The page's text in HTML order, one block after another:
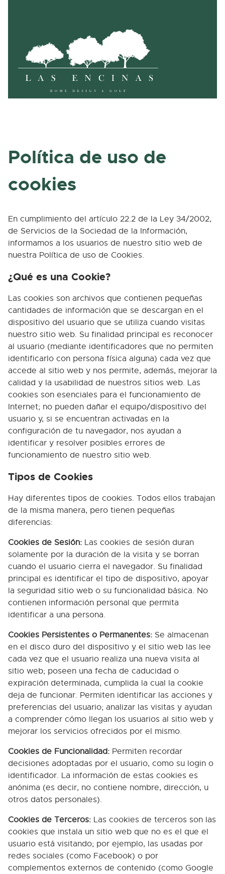
Política de uso de
cookies
En cumplimiento del artículo 22.2 de la Ley 34/2002,
de Servicios de la Sociedad de la Información,
informamos a los usuarios de nuestro sitio web de
nuestra Política de uso de Cookies.
¿Qué es una Cookie?
Las cookies son archivos que contienen pequeñas
cantidades de información que se descargan en el
dispositivo del usuario que se utiliza cuando visitas
nuestro sitio web. Su finalidad principal es reconocer
al usuario (mediante identificadores que no permiten
identificarlo con persona física alguna) cada vez que
accede al sitio web y nos permite, además, mejorar la
calidad y la usabilidad de nuestros sitios web. Las
cookies son esenciales para el funcionamiento de
Internet; no pueden dañar el equipo/dispositivo del
usuario y, si se encuentran activadas en la
configuración de tu navegador, nos ayudan a
identificar y resolver posibles errores de
funcionamiento de nuestro sitio web.
Tipos de Cookies
Hay diferentes tipos de cookies. Todos ellos trabajan
de la misma manera, pero tienen pequeñas
diferencias:
Cookies de Sesión: Las cookies de sesión duran
solamente por la duración de la visita y se borran
cuando el usuario cierra el navegador. Su finalidad
principal es identificar el tipo de dispositivo, apoyar
la seguridad sitio web o su funcionalidad básica. No
contienen información personal que permita
identificar a una persona.
Cookies Persistentes o Permanentes: Se almacenan
en el disco duro del dispositivo y el sitio web las lee
cada vez que el usuario realiza una nueva visita al
sitio web; poseen una fecha de caducidad o
expiración determinada, cumplida la cual la cookie
deja de funcionar. Permiten identificar las acciones y
preferencias del usuario; analizar las visitas y ayudan
a comprender cómo llegan los usuarios al sitio web y
mejorar los servicios ofrecidos por el mismo.
Cookies de Funcionalidad: Permiten recordar
decisiones adoptadas por el usuario, como su login o
identificador. La información de estas cookies es
anónima (es decir, no contiene nombre, dirección, u
otros datos personales).
Cookies de Terceros: Las cookies de terceros son las
cookies que instala un sitio web que no es el que el
usuario está visitando; por ejemplo, las usadas por
redes sociales (como Facebook) o por
complementos externos de contenido (como Google